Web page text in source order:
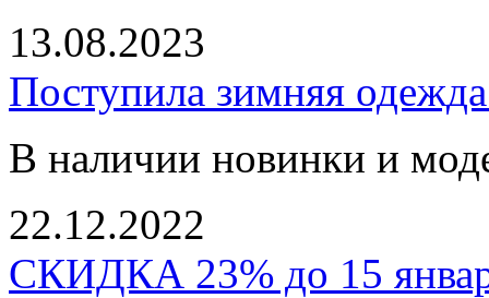
13.08.2023
Поступила зимняя
В наличии новинки и
22.12.2022
СКИДКА 23% до 15